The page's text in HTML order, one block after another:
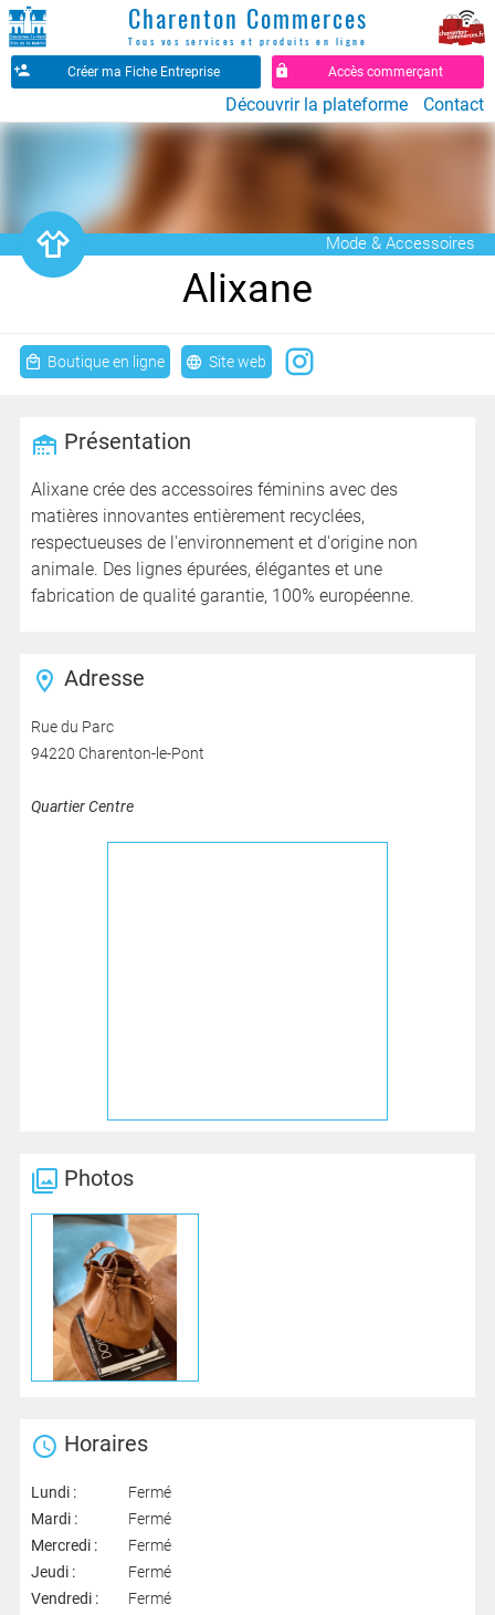
Charenton Commerces
Tous vos services et produits en ligne
Créer ma Fiche Entreprise Accès commerçant
Découvrir la plateforme Contact
󰕀 Mode & Accessoires
Alixane
Boutique en ligne Site web
Présentation
Alixane crée des accessoires féminins avec des
matières innovantes entièrement recyclées,
respectueuses de l'environnement et d'origine non
animale. Des lignes épurées, élégantes et une
fabrication de qualité garantie, 100% européenne.
Horaires
Lundi :
Fermé
Mardi :
Fermé
Mercredi :
Fermé
Jeudi :
Fermé
Vendredi :
Fermé
Adresse
Rue du Parc
94220 Charenton-le-Pont
Quartier Centre
Photos